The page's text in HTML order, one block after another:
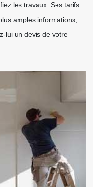
les travaux. Ses tarifs
amples informations,
lui un devis de votre